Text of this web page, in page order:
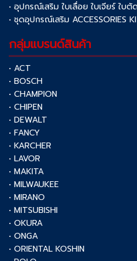
• อุปกรณ์เสริม ใบเลื่อย ใบเจียร์ ใบตั
• ชุดอุปกรณ์เสริม ACCESSORIES
กลุ่มแบรนด์สินค้า
• ACT
• BOSCH
• CHAMPION
• CHIPEN
• DEWALT
• FANCY
• KARCHER
• LAVOR
• MAKITA
• MILWAUKEE
• MIRANO
• MITSUBISHI
• OKURA
• ONGA
• ORIENTAL KOSHIN